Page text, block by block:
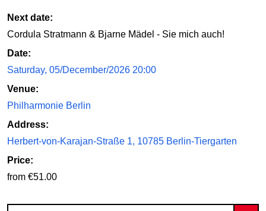
Next date:
Cordula Stratmann & Bjarne Mädel - Sie mich auch!
Date:
Saturday, 05/December/2026 20:00
Venue:
Philharmonie Berlin
Address:
Herbert-von-Karajan-Straße 1, 10785 Berlin-Tiergarten
Price:
from €51.00